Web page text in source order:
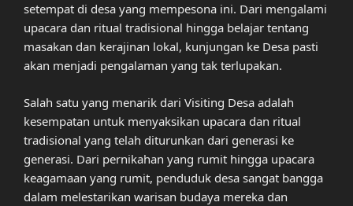
setempat di desa yang mempesona ini. Dari mengalami
upacara dan ritual tradisional hingga belajar tentang
masakan dan kerajinan lokal, kunjungan ke Desa pasti
akan menjadi pengalaman yang tak terlupakan.
Salah satu yang menarik dari Visiting Desa adalah
kesempatan untuk menyaksikan upacara dan ritual
tradisional yang telah diturunkan dari generasi ke
generasi. Dari pernikahan yang rumit hingga upacara
keagamaan yang rumit, penduduk desa sangat bangga
dalam melestarikan warisan budaya mereka dan